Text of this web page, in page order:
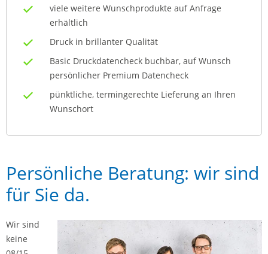
viele weitere Wunschprodukte auf Anfrage
erhältlich
Druck in brillanter Qualität
Basic Druckdatencheck buchbar, auf Wunsch
persönlicher Premium Datencheck
pünktliche, termingerechte Lieferung an Ihren
Wunschort
Persönliche Beratung: wir sind
für Sie da.
Wir sind
keine